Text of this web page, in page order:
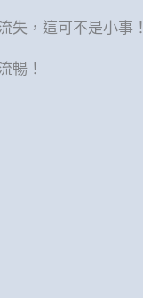
失，這可不是小事！
暢！